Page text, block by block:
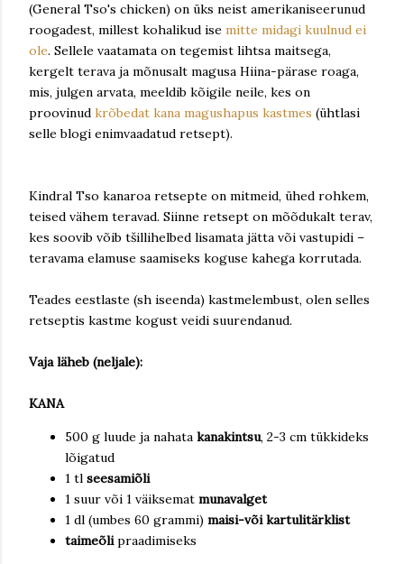
(General Tso's chicken) on üks neist amerikaniseerunud
roogadest, millest kohalikud ise mitte midagi kuulnud ei
ole. Sellele vaatamata on tegemist lihtsa maitsega,
kergelt terava ja mõnusalt magusa Hiina-pärase roaga,
mis, julgen arvata, meeldib kõigile neile, kes on
proovinud krõbedat kana magushapus kastmes (ühtlasi
selle blogi enimvaadatud retsept).
Kindral Tso kanaroa retsepte on mitmeid, ühed rohkem,
teised vähem teravad. Siinne retsept on mõõdukalt terav,
kes soovib võib tšillihelbed lisamata jätta või vastupidi –
teravama elamuse saamiseks koguse kahega korrutada.
Teades eestlaste (sh iseenda) kastmelembust, olen selles
retseptis kastme kogust veidi suurendanud.
Vaja läheb (neljale):
KANA
500 g luude ja nahata kanakintsu, 2-3 cm tükkideks
lõigatud
1 tl seesamiõli
1 suur või 1 väiksemat munavalget
1 dl (umbes 60 grammi) maisi-või kartulitärklist
taimeõlipraadimiseks